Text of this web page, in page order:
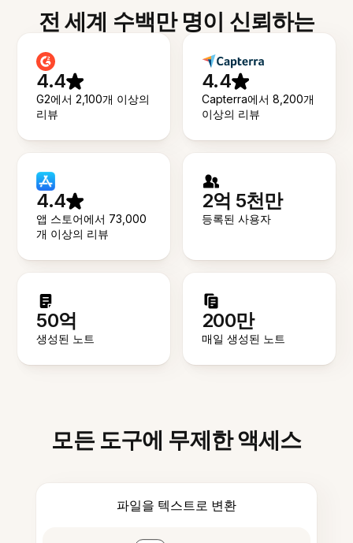
전 세계 수백만 명이 신뢰하는
4.4
G2에서 2,100개 이상의
리뷰
4.4
Capterra에서 8,200개
이상의 리뷰
4.4
앱 스토어에서 73,000
개 이상의 리뷰
2억 5천만
등록된 사용자
50억
생성된 노트
200만
매일 생성된 노트
모든 도구에 무제한 액세스
파일을 텍스트로 변환